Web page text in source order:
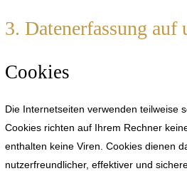
3. Datenerfassung auf
Cookies
Die Internetseiten verwenden teilweise
Cookies richten auf Ihrem Rechner
enthalten keine Viren. Cookies dienen
nutzerfreundlicher, effektiver und